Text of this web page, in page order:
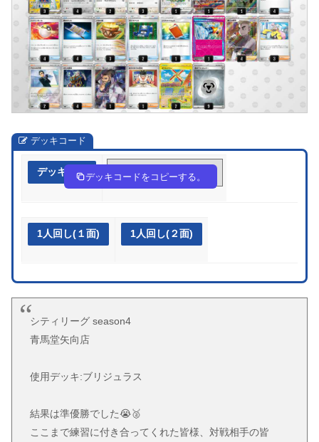
デッキコード
デッキ作成 pypU3y-S40CPx-pp2ESy
デッキコードをコピーする。
1人回し(１面) 1人回し(２面)
シティリーグ season4
青馬堂矢向店
使用デッキ:ブリジュラス
結果は準優勝でした😭🥈
ここまで練習に付き合ってくれた皆様、対戦相手の皆